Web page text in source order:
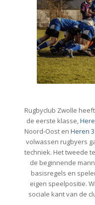
Rugbyclub Zwolle
de eerste klasse,
Noord-Oost en Heren 3
volwassen rugbyers
techniek. Het tweede
de beginnende
basisregels en
eigen speelpositie.
sociale kant van de